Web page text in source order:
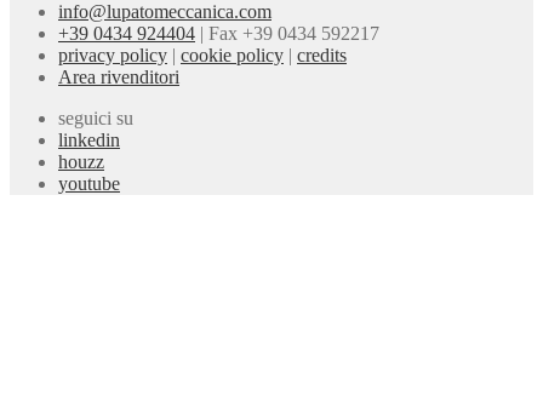
info@lupatomeccanica.com
+39 0434 924404
Fax +39 0434 592217
privacy policy
cookie policy
credits
Area rivenditori
seguici su
linkedin
houzz
youtube